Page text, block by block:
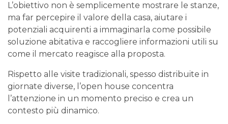
L’obiettivo non è semplicemente mostrare le stanze,
ma far percepire il valore della casa, aiutare i
potenziali acquirenti a immaginarla come possibile
soluzione abitativa e raccogliere informazioni utili su
come il mercato reagisce alla proposta.
Rispetto alle visite tradizionali, spesso distribuite in
giornate diverse, l’open house concentra
l’attenzione in un momento preciso e crea un
contesto più dinamico.